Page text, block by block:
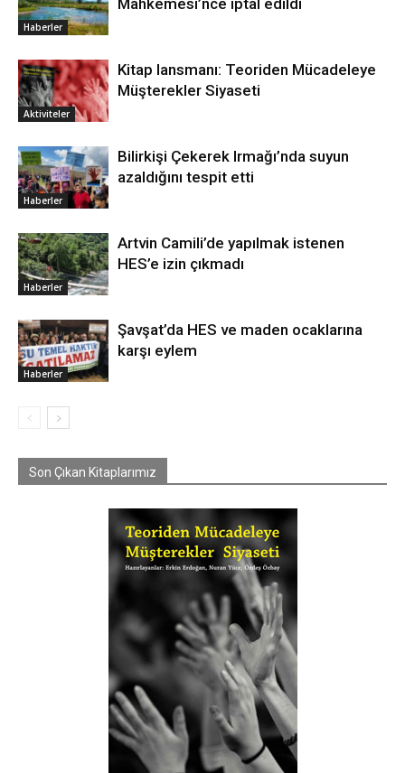
Haberler
Mahkemesi’nce iptal edildi
Aktiviteler
Kitap lansmanı: Teoriden Mücadeleye
Müşterekler Siyaseti
Haberler
Bilirkişi Çekerek Irmağı’nda suyun
azaldığını tespit etti
Haberler
Artvin Camili’de yapılmak istenen
HES’e izin çıkmadı
Haberler
Şavşat’da HES ve maden ocaklarına
karşı eylem
Son Çıkan Kitaplarımız